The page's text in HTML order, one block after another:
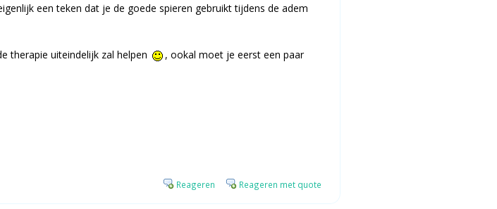
een teken dat je de goede spieren gebruikt tijdens de adem
therapie uiteindelijk zal helpen
, ookal moet je eerst een paar
Reageren Reageren met quote